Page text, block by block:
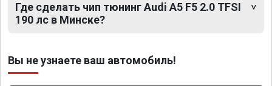
Где сделать чип тюнинг Audi A5 F5 2.0 TFSI
190 лс в Минске?
Вы не узнаете ваш автомобиль!